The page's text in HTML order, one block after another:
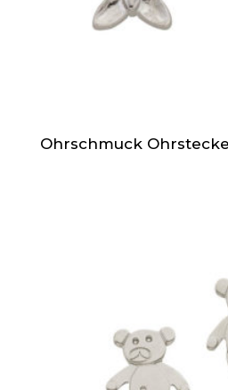
Ohrschmuck